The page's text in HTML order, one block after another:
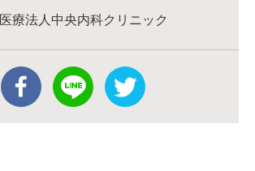
医療法人中央内科クリニック